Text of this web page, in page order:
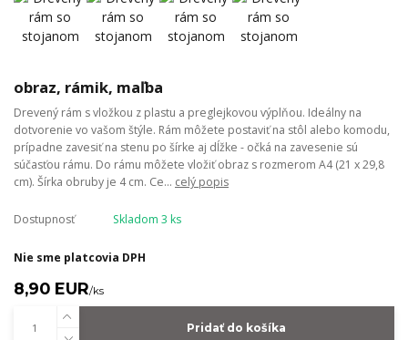
obraz, rámik, maľba
Drevený rám s vložkou z plastu a preglejkovou výplňou. Ideálny na
dotvorenie vo vašom štýle. Rám môžete postaviť na stôl alebo komodu,
prípadne zavesiť na stenu po šírke aj dĺžke - očká na zavesenie sú
súčasťou rámu. Do rámu môžete vložiť obraz s rozmerom A4 (21 x 29,8
cm). Šírka obruby je 4 cm. Ce... celý popis
Dostupnosť Skladom 3 ks
Nie sme platcovia DPH
8,90 EUR/ks
Pridať do košíka